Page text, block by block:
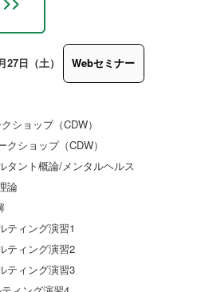
日（土）
ショップ（CDW）
ショップ（CDW）
タント概論/メンタルヘルス
論
ティング演習1
ティング演習2
ティング演習3